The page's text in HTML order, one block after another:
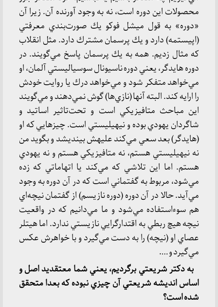
محصولات اين دوره است، نه به وجود آورنده آن. زيرا آن
«دوره» به قول ميشل فوكو يك صورت‌بندي معرفتي
(اپيستمه) دارد و يك پرسمان مشترك دارد. مثل انقلاب
كه مثال زديم. همه به يك پرسمان پاسخ مي‌گويند. در
دوره هايدگر، يعني دوره ناسيونال سوسياليستي آلمان، او
مي‌خواهد متفكر شود و مي‌خواهد درك يا روايت خودش
را ارايه كند. البته آنها (نازي‌ها) گوش نمي‌دهند و مي‌گويند
اين مباحث متافيزيكي است و تحت‌تاثير اساتيد و
شاگردان يهودي بوده و نيهيليستي است. چيزهايي كه او
(هايدگر) بعد سعي مي‌كند عليهش بينديشد و بگويد من
نه نيهيليستي هستم، نه متافيزيكي هستم و نه يهودي
هستم. اما اين تلاشي كه مي‌كند يا اتهاماتي كه زده
مي‌شود، مربوط به گفتماني است كه در آن دوره به وجود
مي‌آيد. حالا در آن دوره (دوره نازيسم) از گفتمان نيچه‌اي
هم سوءاستفاده مي‌شود و ما مي‌دانيم كه در واقعيت
نيچه هيچ ربطي به اقتدارگرايي نازيستي ندارد. اما هيتلر
عصاي او (نيچه) را به دست مي‌گيرد و با خواهرش عكس
مي‌گيرد و ….
به دكتر شريعتي برگرديم، يعني شما معتقديد اصل و
اساس انديشه شريعتي آن چيزي نبوده كه بعدا متحقق
شده است؟